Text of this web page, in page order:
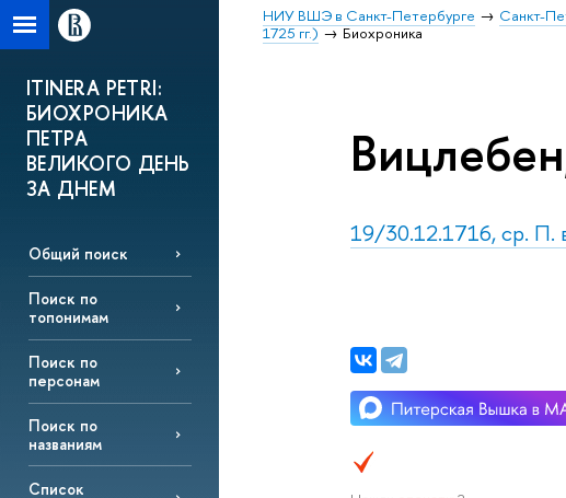
НИУ ВШЭ в Санкт-Петербурге Санкт-
1725 гг.)
Биохроника
ITINERA PETRI:
БИОХРОНИКА
ПЕТРА
ВЕЛИКОГО ДЕНЬ
ЗА ДНЕМ
Общий поиск
Поиск по
топонимам
Поиск по
персонам
Поиск по
названиям
Список
19/30.12.1716, ср. П.